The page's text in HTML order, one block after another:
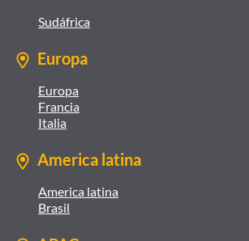
Sudáfrica
Europa
Europa
Francia
Italia
America latina
America latina
Brasil